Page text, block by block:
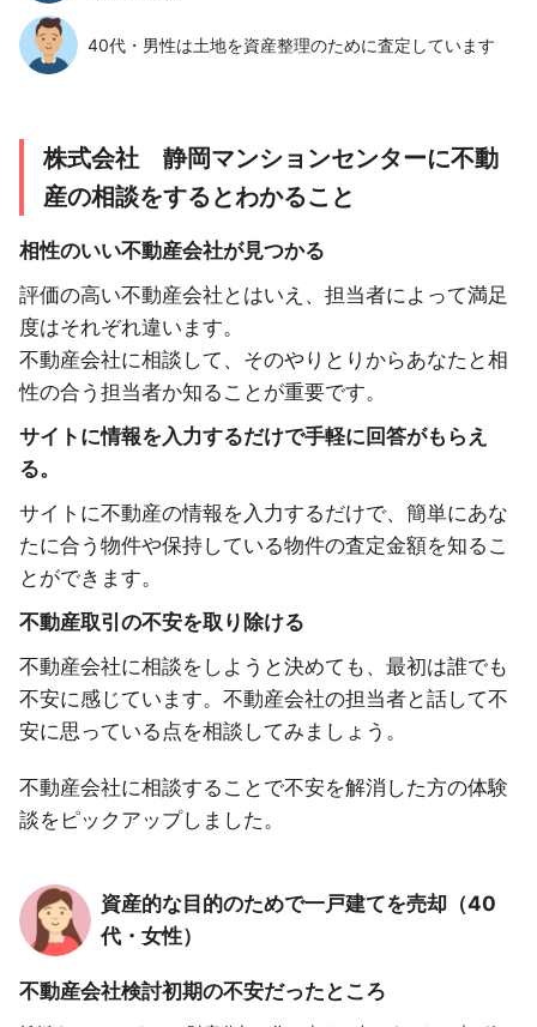
40代・男性は土地を資産整理のために査定しています
株式会社 静岡マンションセンターに不動
産の相談をするとわかること
相性のいい不動産会社が見つかる
評価の高い不動産会社とはいえ、担当者によって満足
度はそれぞれ違います。
不動産会社に相談して、そのやりとりからあなたと相
性の合う担当者か知ることが重要です。
サイトに情報を入力するだけで手軽に回答がもらえ
る。
サイトに不動産の情報を入力するだけで、簡単にあな
たに合う物件や保持している物件の査定金額を知るこ
とができます。
不動産取引の不安を取り除ける
不動産会社に相談をしようと決めても、最初は誰でも
不安に感じています。不動産会社の担当者と話して不
安に思っている点を相談してみましょう。
不動産会社に相談することで不安を解消した方の体験
談をピックアップしました。
資産的な目的のためで一戸建てを売却（40
代・女性）
不動産会社検討初期の不安だったところ